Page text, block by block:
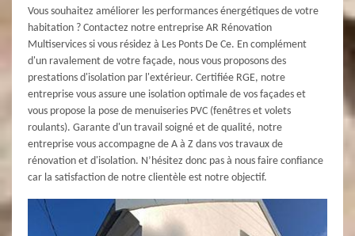
Vous souhaitez améliorer les performances énergétiques de votre
habitation ? Contactez notre entreprise AR Rénovation
Multiservices si vous résidez à Les Ponts De Ce. En complément
d'un ravalement de votre façade, nous vous proposons des
prestations d'isolation par l'extérieur. Certifiée RGE, notre
entreprise vous assure une isolation optimale de vos façades et
vous propose la pose de menuiseries PVC (fenêtres et volets
roulants). Garante d'un travail soigné et de qualité, notre
entreprise vous accompagne de A à Z dans vos travaux de
rénovation et d'isolation. N’hésitez donc pas à nous faire confiance
car la satisfaction de notre clientèle est notre objectif.